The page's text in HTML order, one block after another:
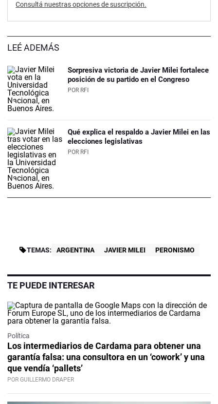
Consultá nuestras opciones de suscripción.
LEÉ ADEMÁS
Sorpresiva victoria de Javier Milei fortalece
posición de su partido en el Congreso
POR RFI
Qué explica el respaldo a Javier Milei en las
elecciones legislativas
POR RFI
TEMAS: ARGENTINA JAVIER MILEI PERONISMO
TE PUEDE INTERESAR
Política
Los intermediarios de Cardama para obtener una
garantía falsa: una consultora en un ‘cowork’ y una
que vendía ‘pallets’
POR GUILLERMO DRAPER